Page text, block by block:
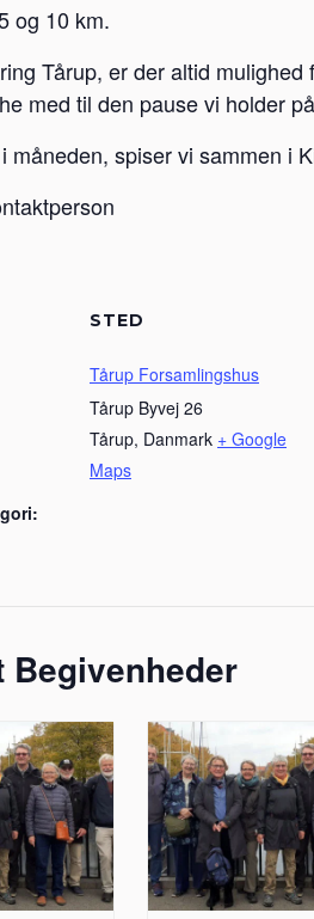
og 10 km.
Tårup, er der altid
med til den pause vi holder
måneden, spiser vi sammen i
STED
Tårup Forsamlingshus
Tårup Byvej 26
Tårup, Danmark + Google
Maps
Begivenheder